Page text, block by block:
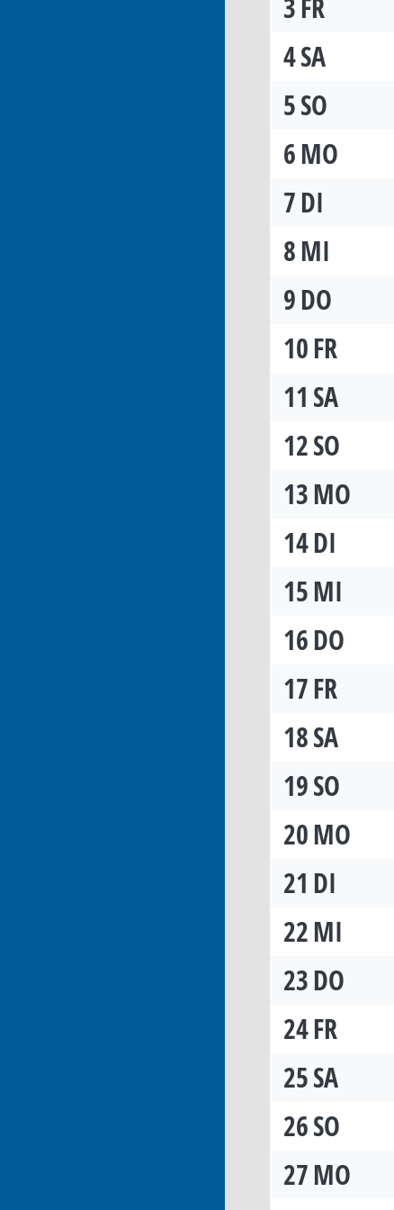
3 FR
4SA
5SO
6MO
7DI
8MI
9DO
10FR
11 SA
12SO
13MO
14DI
15MI
16DO
17FR
18SA
19SO
20MO
21 DI
22MI
23DO
24FR
25SA
26SO
27MO